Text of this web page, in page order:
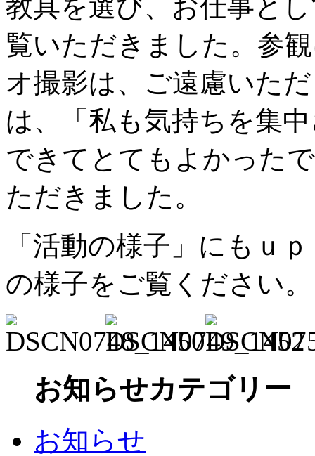
教具を選び、お仕事と
覧いただきました。参
オ撮影は、ご遠慮いた
は、「私も気持ちを集
できてとてもよかった
ただきました。
「活動の様子」にもｕ
の様子をご覧ください。
お知らせカテゴリー
お知らせ